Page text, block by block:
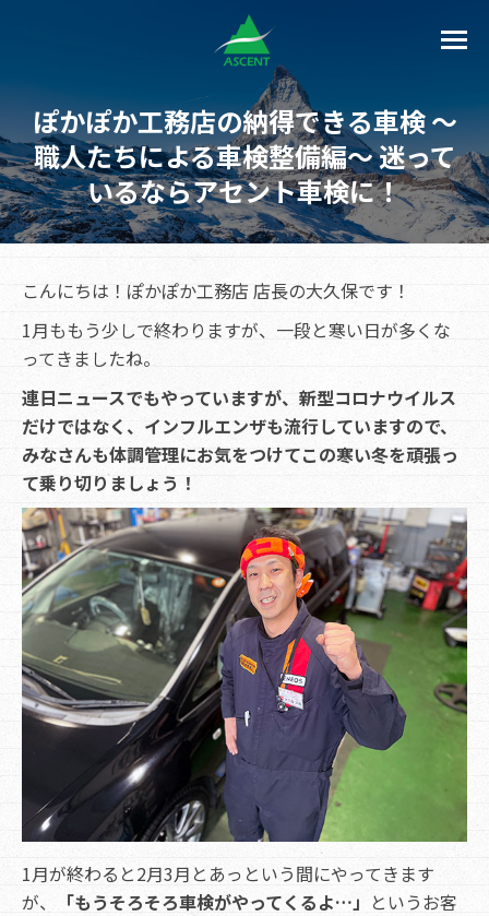
ぽかぽか工務店の納得できる車検 ～
職人たちによる車検整備編～ 迷って
いるならアセント車検に！
こんにちは！ぽかぽか工務店 店長の大久保です！
1月ももう少しで終わりますが、一段と寒い日が多くな
ってきましたね。
連日ニュースでもやっていますが、新型コロナウイルス
だけではなく、インフルエンザも流行していますので、
みなさんも体調管理にお気をつけてこの寒い冬を頑張っ
て乗り切りましょう！
1月が終わると2月3月とあっという間にやってきます
が、
「もうそろそろ車検がやってくるよ…」 というお客